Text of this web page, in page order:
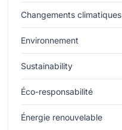
Changements climatiques
Environnement
Sustainability
Éco-responsabilité
Énergie renouvelable